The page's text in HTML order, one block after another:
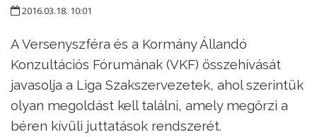
2016.03.18. 10:01
A Versenyszféra és a Kormány Állandó
Konzultációs Fórumának (VKF) összehívását
javasolja a Liga Szakszervezetek, ahol szerintük
olyan megoldást kell találni, amely megőrzi a
béren kívüli juttatások rendszerét.